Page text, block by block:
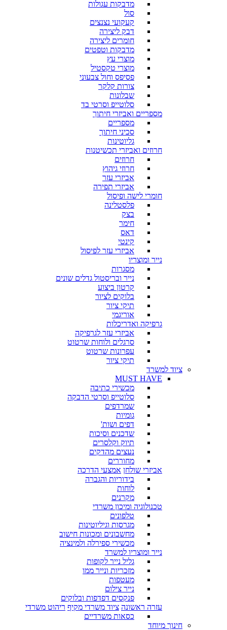
מדבקות עגולות
סול
קעקועי נצנצים
דבק ליצירה
חומרים ליצירה
מדבקות וטפטים
מוצרי עץ
מוצרי טקסטיל
פסיפס וחול צבעוני
צורות קלקר
שבלונות
סלוטייפ וסרטי בד
מספריים ואביזרי חיתוך
מספריים
סכיני חיתוך
גליוטינות
חרוזים ואביזרי תכשיטנות
חרוזים
חרוזי גיהוץ
אביזרי עזר
אביזרי תפירה
חומרי לישה ופיסול
פלסטלינה
בצק
חימר
דאס
קינטי
אביזרי עזר לפיסול
נייר ומוצריו
מסגרות
נייר ובריסטול גדלים שונים
קרטון ביצוע
בלוקים לציור
תיקי ציור
אוריגמי
גרפיקה ואדריכלות
אביזרי עזר לגרפיקה
סרגלים ולוחות שרטוט
עפרונות שרטוט
תיקי ציור
ציוד למשרד
MUST HAVE
מכשירי כתיבה
סלוטייפ וסרטי הדבקה
שמרדפים
גומיות
דפים ושות'
שדכנים וסיכות
תיוק וקלסרים
נעצים מהדקים
מחוררים
אביזרי שולחן אמצעי הדרכה
בידוריות והגברה
לוחות
מקרנים
טכנולוגיה ומיכון משרדי
טלפונים
מגרסות וגיליוטינות
מחשבונים ומכונות חישוב
מכשירי ספירלה ולמינציה
נייר ומוצריו למשרד
גליל נייר לקופות
מזכריות ונייר ממו
מעטפות
נייר צילום
פנקסים דפדפות ובלוקים
עזרה ראשונה ציוד משרדי מקיף ריהוט משרדי
כסאות משרדיים
חינוך מיוחד